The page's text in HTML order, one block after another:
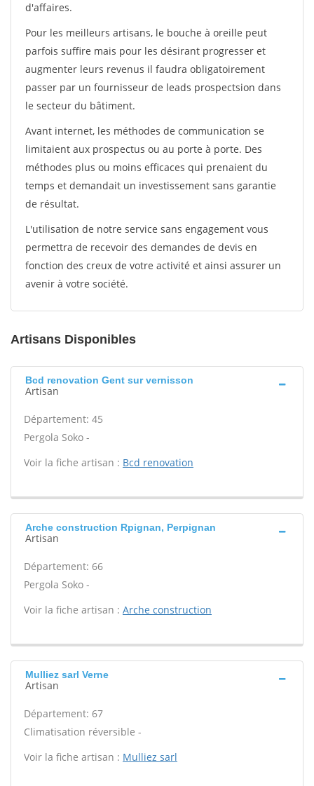
d'affaires.
Pour les meilleurs artisans, le bouche à oreille peut
parfois suffire mais pour les désirant progresser et
augmenter leurs revenus il faudra obligatoirement
passer par un fournisseur de leads prospectsion dans
le secteur du bâtiment.
Avant internet, les méthodes de communication se
limitaient aux prospectus ou au porte à porte. Des
méthodes plus ou moins efficaces qui prenaient du
temps et demandait un investissement sans garantie
de résultat.
L'utilisation de notre service sans engagement vous
permettra de recevoir des demandes de devis en
fonction des creux de votre activité et ainsi assurer un
avenir à votre société.
Artisans Disponibles
Bcd renovation Gent sur vernisson
Artisan
Département: 45
Pergola Soko -
Voir la fiche artisan : Bcd renovation
Arche construction Rpignan, Perpignan
Artisan
Département: 66
Pergola Soko -
Voir la fiche artisan : Arche construction
Mulliez sarl Verne
Artisan
Département: 67
Climatisation réversible -
Voir la fiche artisan : Mulliez sarl